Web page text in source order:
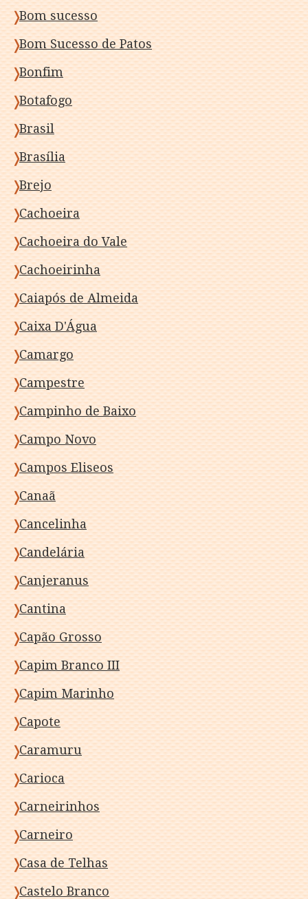
Bom sucesso
Bom Sucesso de Patos
Bonfim
Botafogo
Brasil
Brasília
Brejo
Cachoeira
Cachoeira do Vale
Cachoeirinha
Caiapós de Almeida
Caixa D'Água
Camargo
Campestre
Campinho de Baixo
Campo Novo
Campos Eliseos
Canaã
Cancelinha
Candelária
Canjeranus
Cantina
Capão Grosso
Capim Branco III
Capim Marinho
Capote
Caramuru
Carioca
Carneirinhos
Carneiro
Casa de Telhas
Castelo Branco